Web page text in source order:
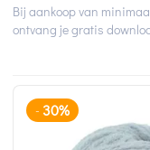
Bij aankoop van
ontvang je gratis
- 30%